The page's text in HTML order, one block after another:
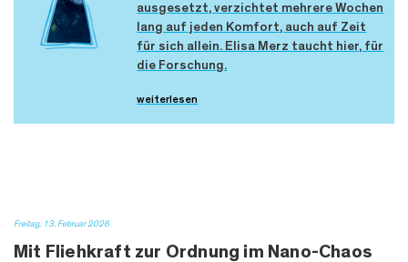
ausgesetzt, verzichtet mehrere Wochen
lang auf jeden Komfort, auch auf Zeit
für sich allein. Elisa Merz taucht hier, für
die Forschung.
weiterlesen
Freitag, 13. Februar 2026
Mit Fliehkraft zur Ordnung im Nano-Chaos